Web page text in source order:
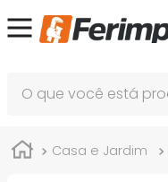
Casa e Jardim